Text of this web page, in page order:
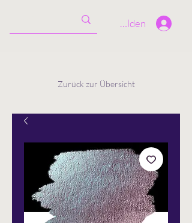
Anmelden
Zurück zur Übersicht